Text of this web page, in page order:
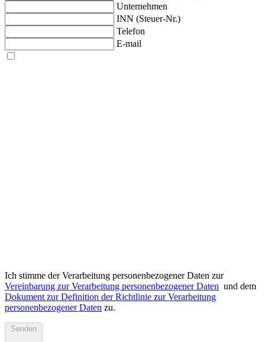
Unternehmen
INN (Steuer-Nr.)
Telefon
E-mail
Ich stimme der Verarbeitung personenbezogener Daten zur
Vereinbarung zur Verarbeitung personenbezogener Daten und dem
Dokument zur Definition der Richtlinie zur Verarbeitung
personenbezogener Daten zu.
Senden